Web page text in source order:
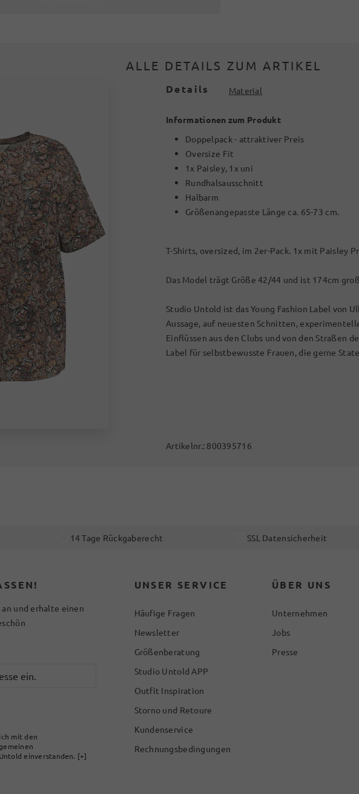
ALLE DETAILS ZUM ARTIKEL
Details Material
Informationen zum Produkt
Doppelpack - attraktiver Preis
Oversize Fit
1x Paisley, 1x uni
Rundhalsausschnitt
Halbarm
Größenangepasste Länge ca. 65-73 cm.
T-Shirts, oversized, im 2er-Pack. 1x mit Paisley
Das Model trägt Größe 42/44 und ist 174cm
Studio Untold ist das Young Fashion Label von
Aussage, auf neuesten Schnitten,
Einflüssen aus den Clubs und von den Straßen
Label für selbstbewusste Frauen, die gerne
Artikelnr.: 800395716
14 Tage Rückgaberecht SSL Datensicherheit
und erhalte einen
mit den
einverstanden. [+]
UNSER SERVICE
Häufige Fragen
Newsletter
Größenberatung
Studio Untold APP
Outfit Inspiration
Storno und Retoure
Kundenservice
Rechnungsbedingungen
ÜBER UNS
Unternehmen
Jobs
Presse